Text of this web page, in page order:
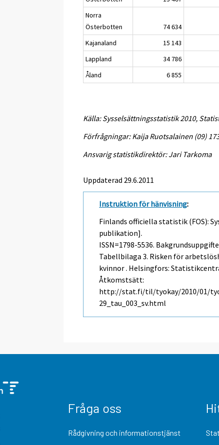
Norra
Österbotten
74 634
Kajanaland
15 143
Lappland
34 786
Åland
6 855
Källa: Sysselsättningsstatistik 2010,
Förfrågningar: Kaija Ruotsalainen (09)
Ansvarig statistikdirektör: Jari Tarkoma
Uppdaterad 29.6.2011
Instruktion för hänvisning:
Finlands officiella statistik (FOS):
publikation].
ISSN=1798-5536.
Tabellbilaga 3. Risken för
kvinnor . Helsingfors:
Åtkomstsätt:
http://stat.fi/til/tyokay/2010/01/
29_tau_003_sv.html
Fråga oss
Rådgivning och informationstjänst